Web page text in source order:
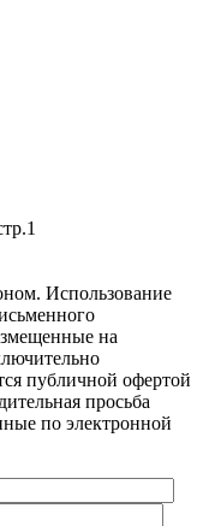
Использование
на
публичной офертой
просьба
по электронной